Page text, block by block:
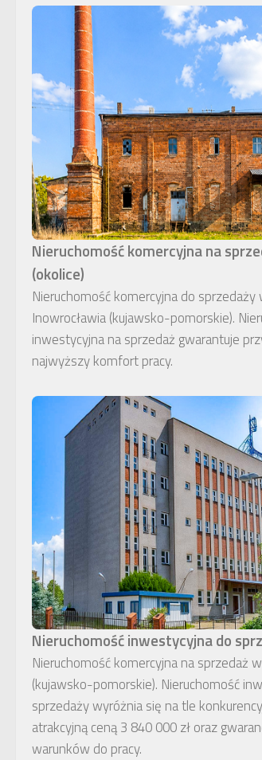
Nieruchomość komercyjna na
(okolice)
Nieruchomość komercyjna do sprzedaży
Inowrocławia (kujawsko-pomorskie).
inwestycyjna na sprzedaż gwarantuje
najwyższy komfort pracy.
Nieruchomość inwestycyjna do
Nieruchomość komercyjna na sprzedaż
(kujawsko-pomorskie). Nieruchomość
sprzedaży wyróżnia się na tle
atrakcyjną ceną 3 840 000 zł oraz
warunków do pracy.